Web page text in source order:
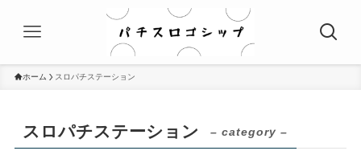
ホーム スロパチステーション
スロパチステーション – category –